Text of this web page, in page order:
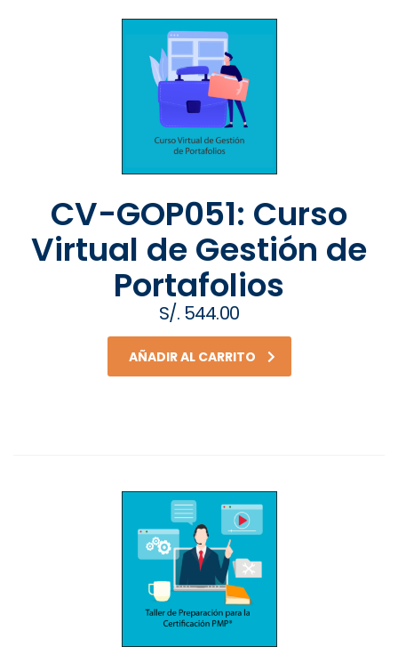
CV-GOP051: Curso
Virtual de Gestión de
Portafolios
S/. 544.00
AÑADIR AL CARRITO